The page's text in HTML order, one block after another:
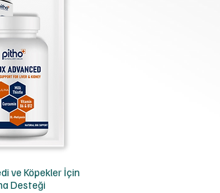
ve Köpekler İçin
Desteği